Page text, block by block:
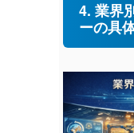
4. 業界
ーの具